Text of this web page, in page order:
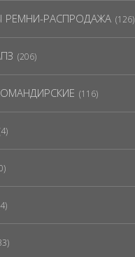
РЕМНИ-РАСПРОДАЖА (126)
(206)
(116)